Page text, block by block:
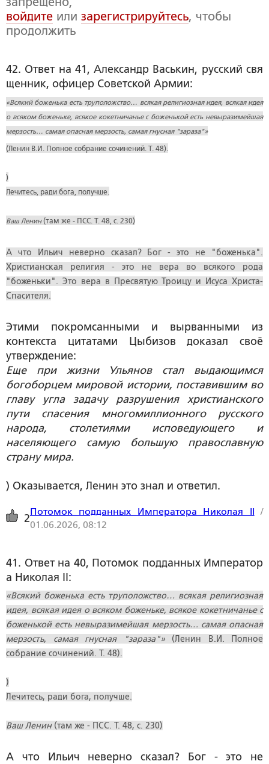
войдите или зарегистрируйтесь, чтобы
продолжить
42. Ответ на 41, Александр Васькин, русский свя
щенник, офицер Советской Армии:
«Всякий боженька есть труположство… всякая религиозная идея, всякая идея
о всяком боженьке, всякое кокетничанье с боженькой есть невыразимейшая
мерзость… самая опасная мерзость, самая гнусная "зараза"»
(Ленин В.И. Полное собрание сочинений. Т. 48).
)
Лечитесь, ради бога, получше.
Ваш Ленин(там же - ПСС. Т. 48, с. 230)
А что Ильич неверно сказал? Бог - это не "боженька".
Христианская религия - это не вера во всякого рода
"боженьки". Это вера в Пресвятую Троицу и Исуса Христа-
Спасителя.
Этими покромсанными и вырванными из
контекста цитатами Цыбизов доказал своё
утверждение:
Еще при жизни Ульянов стал выдающимся
богоборцем мировой истории, поставившим во
главу угла задачу разрушения христианского
пути спасения многомиллионного русского
народа, столетиями исповедующего и
населяющего самую большую православную
страну мира.
) Оказывается, Ленин это знал и ответил.
2
Потомок подданных Императора Николая II /
01.06.2026, 08:12
41. Ответ на 40, Потомок подданных Император
а Николая II:
«Всякий боженька есть труположство… всякая религиозная
идея, всякая идея о всяком боженьке, всякое кокетничанье с
боженькой есть невыразимейшая мерзость… самая опасная
мерзость, самая гнусная "зараза"»(Ленин В.И. Полное
собрание сочинений. Т. 48).
)
Лечитесь, ради бога, получше.
Ваш Ленин(там же - ПСС. Т. 48, с. 230)
А что Ильич неверно сказал? Бог - это не